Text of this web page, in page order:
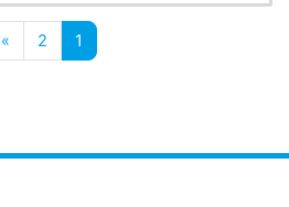
1صفحة 1
2 صفحة 2
»